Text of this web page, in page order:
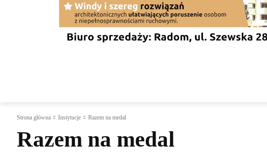
Strona główna Instytucje Razem na medal
Razem na medal